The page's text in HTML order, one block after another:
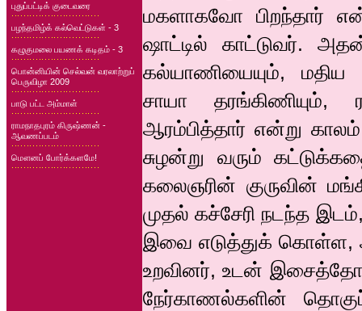
புதுப்பட்டிக் குடைவரை
பழந்தமிழ்க் கல்வெட்டுகள் - 3
கழுகுமலை பயணக் கடிதம் - 3
பொன்னியின் செல்வன் வரலாற்றுப்
பெருவிழா 2009
பாடு பட்ட அம்மாள்
ராமநாதபுரம் கிருஷ்ணன் -
ஆவணப்படம்
மௌனப் போர்க்களமே!
மகளாகவோ பிறந்தார்
ஷாட்டில் காட்டுவர்.
கல்யாணியையும், மதிய
சாயா தரங்கிணியும்,
ஆரம்பித்தார் என்று
சுழன்று வரும்
கலைஞரின் குருவின்
முதல் கச்சேரி நடந்த இடம்,
இவை எடுத்துக் கொள்ள,
உறவினர், உடன்
நேர்காணல்களின்